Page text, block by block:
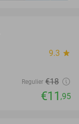
9.3 star
Regulier €18
€11 ,95